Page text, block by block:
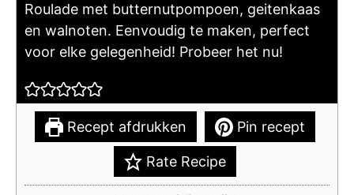
Roulade met butternutpompoen, geitenkaas
en walnoten. Eenvoudig te maken, perfect
voor elke gelegenheid! Probeer het nu!
Recept afdrukken Pin recept
Rate Recipe